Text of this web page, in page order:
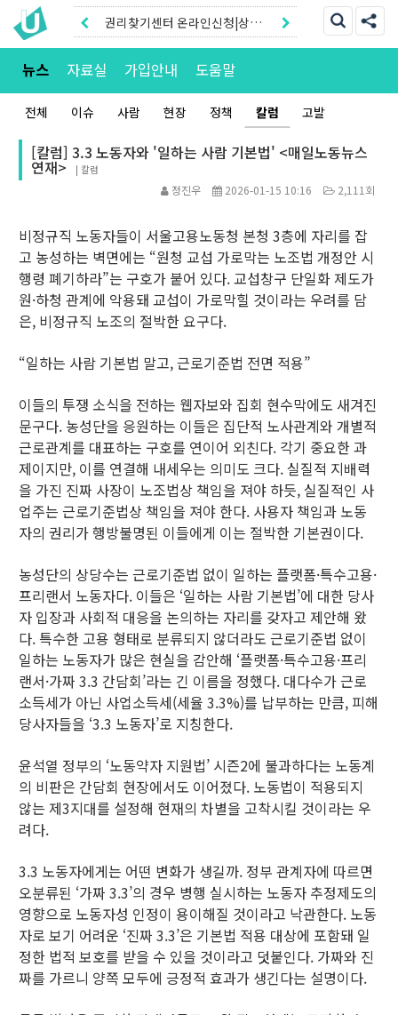
권리찾기센터 온라인신청|상담
톡
권리찾기유니온 조합원|후원안
뉴스 자료실 가입안내 도움말
전체 이슈 사람 현장 정책 칼럼 고발
[칼럼] 3.3 노동자와 '일하는 사람 기본법' <매일노동뉴스
연재> | 칼럼
정진우 2026-01-15 10:16 2,111회
비정규직 노동자들이 서울고용노동청 본청 3층에 자리를 잡
고 농성하는 벽면에는 “원청 교섭 가로막는 노조법 개정안 시
행령 폐기하라”는 구호가 붙어 있다. 교섭창구 단일화 제도가
원·하청 관계에 악용돼 교섭이 가로막힐 것이라는 우려를 담
은, 비정규직 노조의 절박한 요구다.
“일하는 사람 기본법 말고, 근로기준법 전면 적용”
이들의 투쟁 소식을 전하는 웹자보와 집회 현수막에도 새겨진
문구다. 농성단을 응원하는 이들은 집단적 노사관계와 개별적
근로관계를 대표하는 구호를 연이어 외친다. 각기 중요한 과
제이지만, 이를 연결해 내세우는 의미도 크다. 실질적 지배력
을 가진 진짜 사장이 노조법상 책임을 져야 하듯, 실질적인 사
업주는 근로기준법상 책임을 져야 한다. 사용자 책임과 노동
자의 권리가 행방불명된 이들에게 이는 절박한 기본권이다.
농성단의 상당수는 근로기준법 없이 일하는 플랫폼·특수고용·
프리랜서 노동자다. 이들은 ‘일하는 사람 기본법’에 대한 당사
자 입장과 사회적 대응을 논의하는 자리를 갖자고 제안해 왔
다. 특수한 고용 형태로 분류되지 않더라도 근로기준법 없이
일하는 노동자가 많은 현실을 감안해 ‘플랫폼·특수고용·프리
랜서·가짜 3.3 간담회’라는 긴 이름을 정했다. 대다수가 근로
소득세가 아닌 사업소득세(세율 3.3%)를 납부하는 만큼, 피해
당사자들을 ‘3.3 노동자’로 지칭한다.
윤석열 정부의 ‘노동약자 지원법’ 시즌2에 불과하다는 노동계
의 비판은 간담회 현장에서도 이어졌다. 노동법이 적용되지
않는 제3지대를 설정해 현재의 차별을 고착시킬 것이라는 우
려다.
3.3 노동자에게는 어떤 변화가 생길까. 정부 관계자에 따르면
오분류된 ‘가짜 3.3’의 경우 병행 실시하는 노동자 추정제도의
영향으로 노동자성 인정이 용이해질 것이라고 낙관한다. 노동
자로 보기 어려운 ‘진짜 3.3’은 기본법 적용 대상에 포함돼 일
정한 법적 보호를 받을 수 있을 것이라고 덧붙인다. 가짜와 진
짜를 가르니 양쪽 모두에 긍정적 효과가 생긴다는 설명이다.